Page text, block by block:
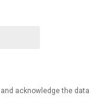
and acknowledge the data